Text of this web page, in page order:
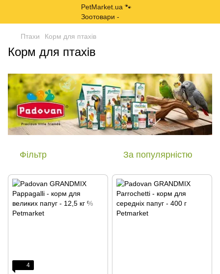
Птахи Корм для птахів
Корм для птахів
Фільтр За популярністю
4